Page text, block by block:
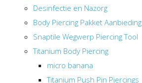
Desinfectie en Nazorg
Body Piercing Pakket Aanbieding
Snaptile Wegwerp Piercing Tool
Titanium Body Piercing
micro banana
Titanium Push Pin Piercings